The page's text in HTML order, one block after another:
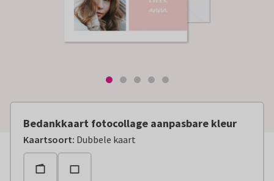
Bedankkaart fotocollage aanpasbare kleur
Kaartsoort: Dubbele kaart